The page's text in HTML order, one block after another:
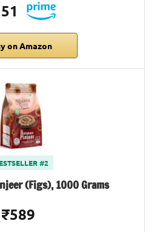
on Amazon
#2
(Figs), 1000 Grams
₹589